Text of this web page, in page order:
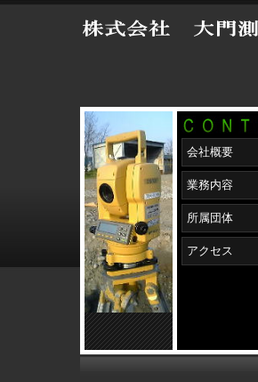
会社概要
業務内容
所属団体
アクセス